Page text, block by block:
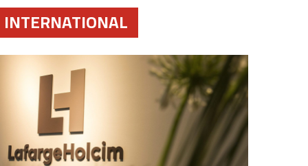
INTERNATIONAL